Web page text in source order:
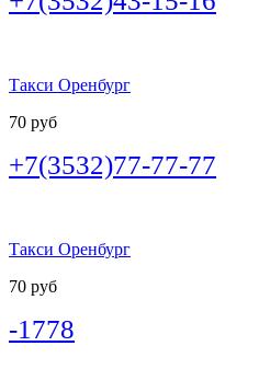
Такси Оренбург
70 руб
+7(3532)77-77-77
Такси Оренбург
70 руб
-1778